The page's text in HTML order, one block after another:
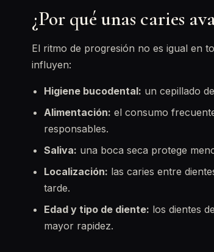
¿Por qué unas caries
El ritmo de progresión no es igual en
influyen:
Higiene bucodental: un cepillado
Alimentación: el consumo
responsables.
Saliva: una boca seca protege
Localización: las caries entre
tarde.
Edad y tipo de diente: los dientes
mayor rapidez.